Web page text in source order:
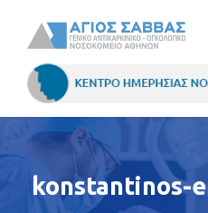
konstantinos-